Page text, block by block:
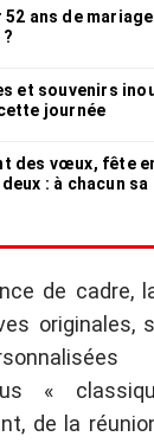
ans de
et souvenirs
journée
des vœux, fête
: à chacun sa
de cadre,
originales,
«
de la